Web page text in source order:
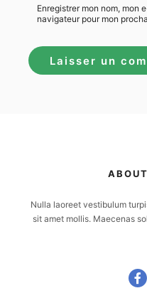
Enregistrer mon nom, mon
navigateur pour mon
Nulla laoreet vestibulum
sit amet mollis. Maecenas